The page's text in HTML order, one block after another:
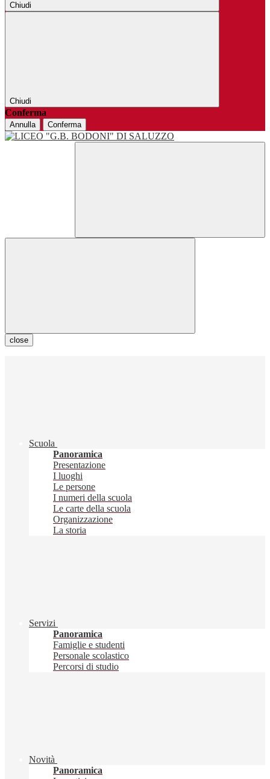
Chiudi
Chiudi
Conferma
Annulla Conferma
close
Scuola
Panoramica
Presentazione
I luoghi
Le persone
I numeri della scuola
Le carte della scuola
Organizzazione
La storia
Servizi
Panoramica
Famiglie e studenti
Personale scolastico
Percorsi di studio
Novità
Panoramica